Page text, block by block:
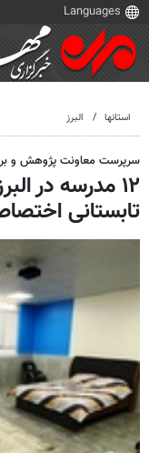
استانها البرز
سرپرست معاونت پژوهش و
۱۲ مدرسه در
تابستانی